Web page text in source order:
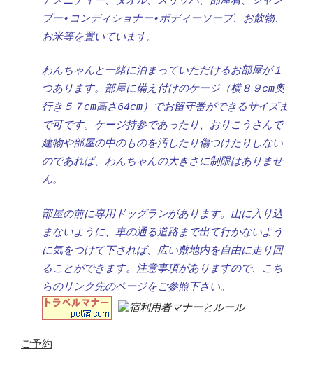
プー•コンディショナー•ボディーソープ、お飲物、
お米等を置いています。
わんちゃんと一緒に泊まっていただけるお部屋が１
つあります。部屋に備え付けのケージ（横８９cm奥
行き５７cm高さ64cm）でお留守番ができるサイズま
で可です。ケージ持参であったり、おりこうさんで
建物や部屋の中のものを汚したり傷つけたりしない
のであれば、わんちゃんの大きさに制限はありませ
ん。
部屋の前に専用ドッグランがあります。山に入り込
まないように、車の通る道路まで出て行かないよう
に気をつけて下されば、広い敷地内を自由に走り回
ることができます。注意事項がありますので、こち
らのリンク先のページをご参照下さい。
ご予約